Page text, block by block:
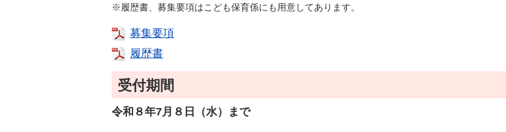
※履歴書、募集要項はこども保育係にも用意してあります。
募集要項
履歴書
受付期間
令和８年7月８日（水）まで